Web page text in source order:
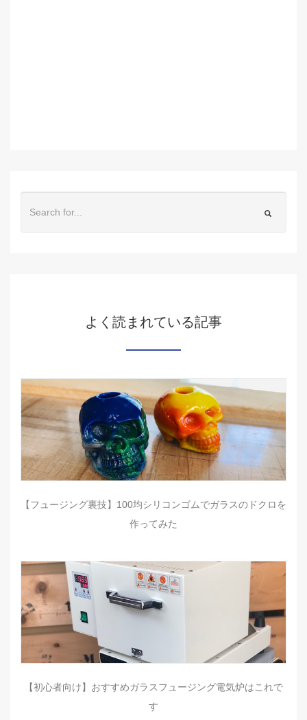
よく読まれている記事
【フュージング裏技】100均シリコンゴムでガラスのドクロを
作ってみた
【初心者向け】おすすめガラスフュージング電気炉はこれで
す